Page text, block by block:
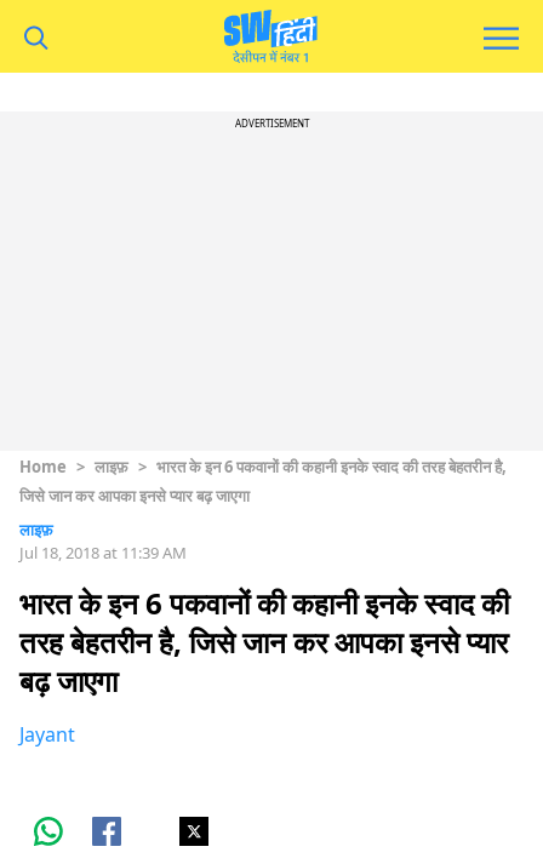
ADVERTISEMENT
Home > लाइफ़ > भारत के इन 6 पकवानों की कहानी इनके स्वाद की तरह बेहतरीन है,
जिसे जान कर आपका इनसे प्यार बढ़ जाएगा
लाइफ़
Jul 18, 2018 at 11:39 AM
भारत के इन 6 पकवानों की कहानी इनके स्वाद की
तरह बेहतरीन है, जिसे जान कर आपका इनसे प्यार
बढ़ जाएगा
Jayant